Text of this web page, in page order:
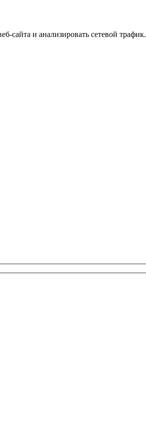
сайта и анализировать сетевой трафик.